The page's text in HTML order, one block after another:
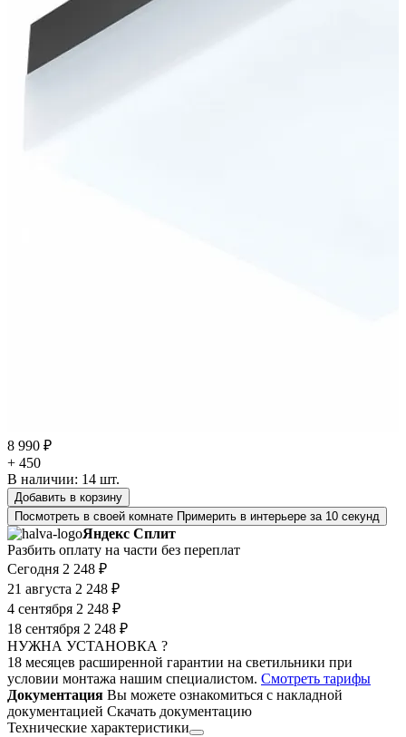
8 990 ₽
+ 450
В наличии: 14 шт.
Добавить в корзину
Посмотреть в своей комнате Примерить в интерьере за 10 секунд
Яндекс Сплит
Разбить оплату на части без переплат
Сегодня 2 248 ₽
21 августа 2 248 ₽
4 сентября 2 248 ₽
18 сентября 2 248 ₽
НУЖНА УСТАНОВКА ?
18 месяцев расширенной гарантии на светильники при
условии монтажа нашим специалистом. Смотреть тарифы
Документация Вы можете ознакомиться с накладной
документацией Скачать документацию
Технические характеристики